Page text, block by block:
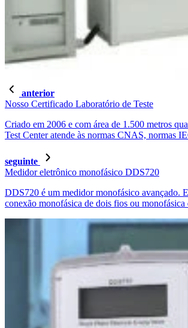
anterior
Nosso Certificado Laboratório de Teste
Criado em 2006 e com área de 1.500 metros
Test Center atende às normas CNAS, normas
seguinte
Medidor eletrônico monofásico DDS720
DDS720 é um medidor monofásico avançado.
conexão monofásica de dois fios ou monofásica